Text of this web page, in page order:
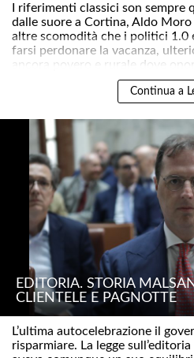
I riferimenti classici son
dalle suore a Cortina, Aldo
altre scomodità che i politici 1.0
farsi perdonare la vacanza,
ancora povero e rurale dove
Continua a
EDITORIA. STORIA
CLIENTELE E PAGNOTTE
L’ultima autocelebrazione il
risparmiare. La legge